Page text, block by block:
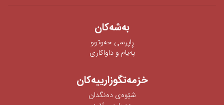
به‌شه‌كان
ڕاپرسی‌ حه‌وتوو
په‌یام و داواكاری‌
خزمەتگوزارییەکان
شێوه‌ی‌ ده‌نگدان